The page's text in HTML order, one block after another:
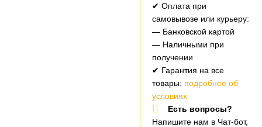
✔ Оплата при
самовывозе или курьеру:
— Банковской картой
— Наличными при
получении
✔ Гарантия на все
товары: подробнее об
условиях
Есть вопросы?
Напишите нам в Чат-бот,